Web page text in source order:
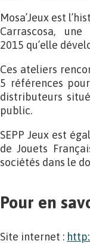
Mosa’Jeux est
Carrascosa,
2015 qu’elle
Ces ateliers
5 références
distributeurs
public.
SEPP Jeux est
de Jouets
sociétés dans le
Pour en
Site internet :